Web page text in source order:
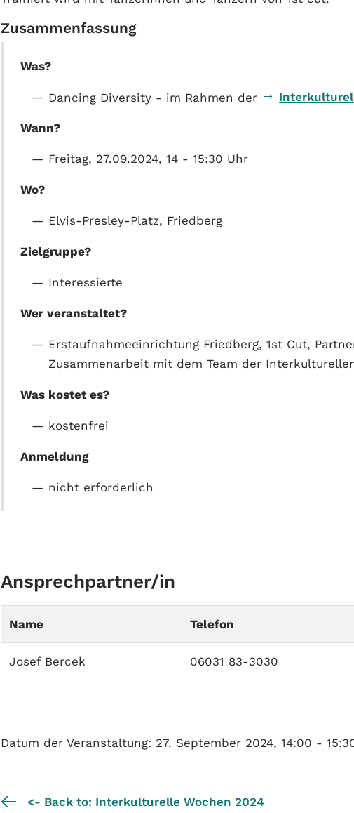
Zusammenfassung
Was?
Dancing Diversity - im Rahmen der
Wann?
Freitag, 27.09.2024, 14 - 15:30 Uhr
Wo?
Elvis-Presley-Platz, Friedberg
Zielgruppe?
Interessierte
Wer veranstaltet?
Erstaufnahmeeinrichtung Friedberg, 1st Cut,
Zusammenarbeit mit dem Team der
Was kostet es?
kostenfrei
Anmeldung
nicht erforderlich
Ansprechpartner/in
Name Telefon
Josef Bercek 06031 83-3030
Datum der Veranstaltung: 27. September 2024, 14:00 -
<- Back to: Interkulturelle Wochen 2024